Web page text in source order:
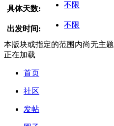
具体天数: 不限
出发时间: 不限
本版块或指定的范围内尚无主题
正在加载
首页
社区
发帖